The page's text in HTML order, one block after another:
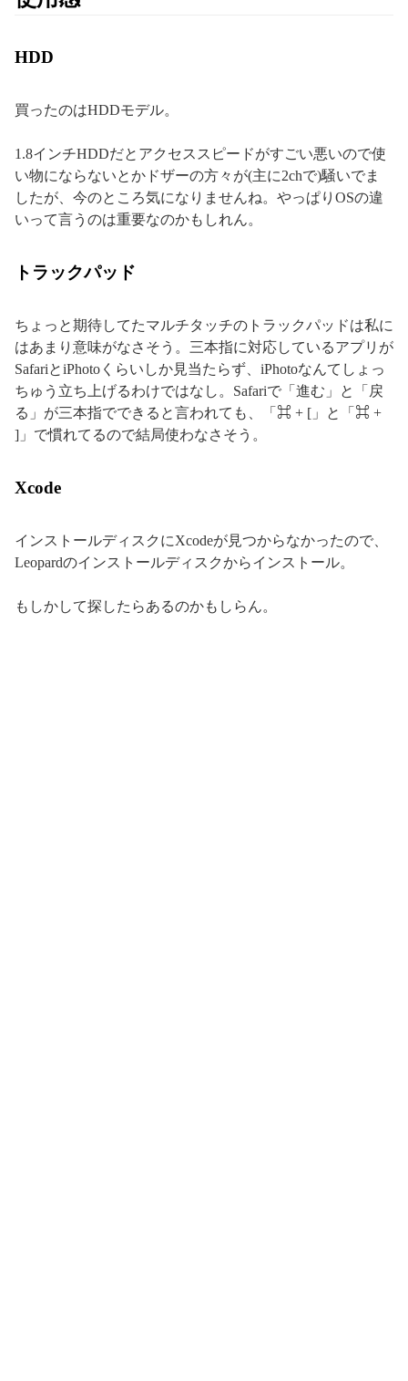
HDD
買ったのはHDDモデル。
1.8インチHDDだとアクセススピードがすごい悪いので使
い物にならないとかドザーの方々が(主に2chで)騒いでま
したが、今のところ気になりませんね。やっぱりOSの違
いって言うのは重要なのかもしれん。
トラックパッド
ちょっと期待してたマルチタッチのトラックパッドは私に
はあまり意味がなさそう。三本指に対応しているアプリが
SafariとiPhotoくらいしか見当たらず、iPhotoなんてしょっ
ちゅう立ち上げるわけではなし。Safariで「進む」と「戻
る」が三本指でできると言われても、「⌘ + [」と「⌘ +
]」で慣れてるので結局使わなさそう。
Xcode
インストールディスクにXcodeが見つからなかったので、
Leopardのインストールディスクからインストール。
もしかして探したらあるのかもしらん。